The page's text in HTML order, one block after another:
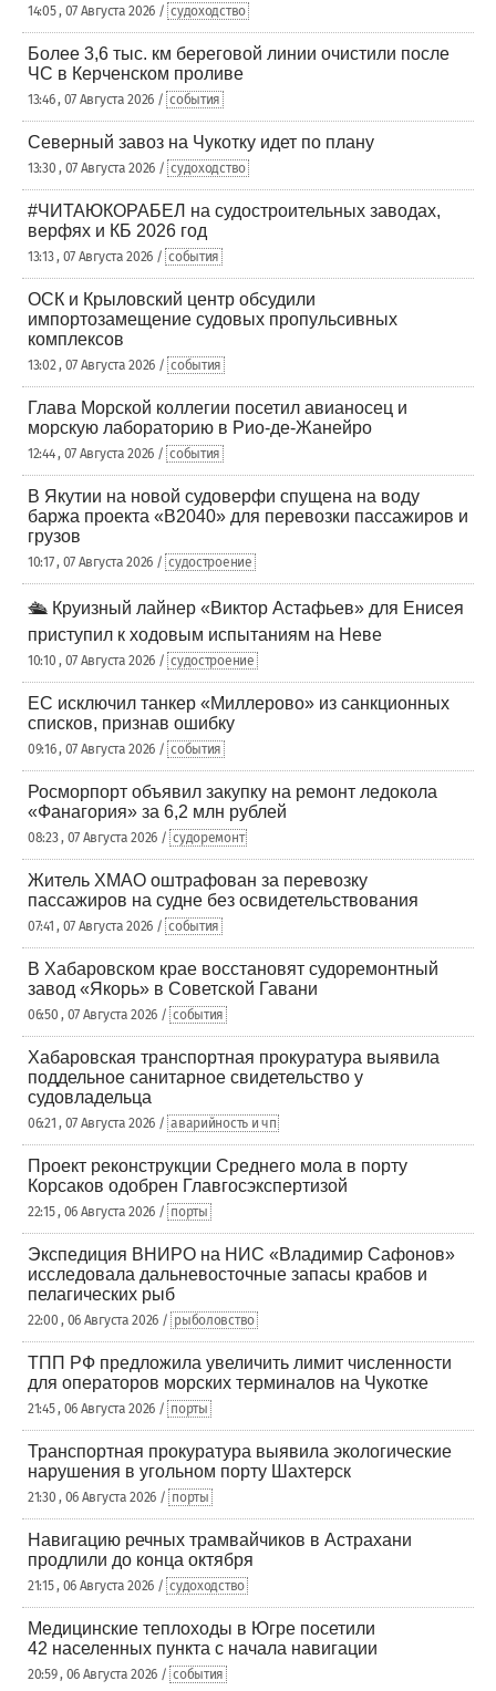
14:05 , 07 Августа 2026 / судоходство
Более 3,6 тыс. км береговой линии очистили после
ЧС в Керченском проливе
13:46 , 07 Августа 2026 / события
Северный завоз на Чукотку идет по плану
13:30 , 07 Августа 2026 / судоходство
#ЧИТАЮКОРАБЕЛ на судостроительных заводах,
верфях и КБ 2026 год
13:13 , 07 Августа 2026 / события
ОСК и Крыловский центр обсудили
импортозамещение судовых пропульсивных
комплексов
13:02 , 07 Августа 2026 / события
Глава Морской коллегии посетил авианосец и
морскую лабораторию в Рио-де-Жанейро
12:44 , 07 Августа 2026 / события
В Якутии на новой судоверфи спущена на воду
баржа проекта «В2040» для перевозки пассажиров и
грузов
10:17 , 07 Августа 2026 / судостроение
🛳️ Круизный лайнер «Виктор Астафьев» для Енисея
приступил к ходовым испытаниям на Неве
10:10 , 07 Августа 2026 / судостроение
ЕС исключил танкер «Миллерово» из санкционных
списков, признав ошибку
09:16 , 07 Августа 2026 / события
Росморпорт объявил закупку на ремонт ледокола
«Фанагория» за 6,2 млн рублей
08:23 , 07 Августа 2026 / судоремонт
Житель ХМАО оштрафован за перевозку
пассажиров на судне без освидетельствования
07:41 , 07 Августа 2026 / события
В Хабаровском крае восстановят судоремонтный
завод «Якорь» в Советской Гавани
06:50 , 07 Августа 2026 / события
Хабаровская транспортная прокуратура выявила
поддельное санитарное свидетельство у
судовладельца
06:21 , 07 Августа 2026 / аварийность и чп
Проект реконструкции Среднего мола в порту
Корсаков одобрен Главгосэкспертизой
22:15 , 06 Августа 2026 / порты
Экспедиция ВНИРО на НИС «Владимир Сафонов»
исследовала дальневосточные запасы крабов и
пелагических рыб
22:00 , 06 Августа 2026 / рыболовство
ТПП РФ предложила увеличить лимит численности
для операторов морских терминалов на Чукотке
21:45 , 06 Августа 2026 / порты
Транспортная прокуратура выявила экологические
нарушения в угольном порту Шахтерск
21:30 , 06 Августа 2026 / порты
Навигацию речных трамвайчиков в Астрахани
продлили до конца октября
21:15 , 06 Августа 2026 / судоходство
Медицинские теплоходы в Югре посетили
42 населенных пункта с начала навигации
20:59 , 06 Августа 2026 / события